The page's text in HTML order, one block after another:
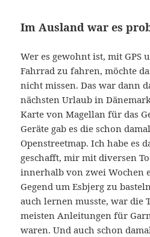
Im Ausland war es
Wer es gewohnt ist, mit GPS
Fahrrad zu fahren, möchte
nicht missen. Das war dann
nächsten Urlaub in
Karte von Magellan für das
Geräte gab es die schon
Openstreetmap. Ich habe es
geschafft, mir mit diversen
innerhalb von zwei Wochen
Gegend um Esbjerg zu
auch lernen musste, war die
meisten Anleitungen für
waren. Und auch schon